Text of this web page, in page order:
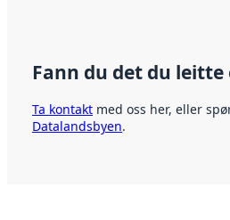
Fann du det du leitte
Ta kontakt med oss her, eller
Datalandsbyen.